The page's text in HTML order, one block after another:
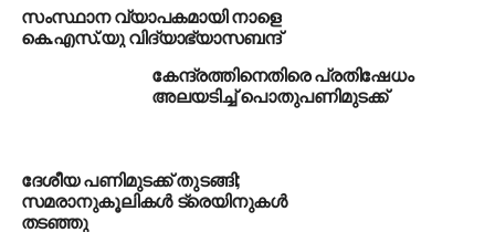
സംസ്ഥാന വ്യാപകമായി നാളെ
കെ.എസ്.യു വിദ്യാഭ്യാസബന്ദ്
കേന്ദ്രത്തിനെതിരെ പ്രതിഷേധം
അലയടിച്ച് പൊതുപണിമുടക്ക്
ദേശീയ പണിമുടക്ക് തുടങ്ങി;
സമരാനുകൂലികള്‍ ട്രെയിനുകള്‍
തടഞ്ഞു